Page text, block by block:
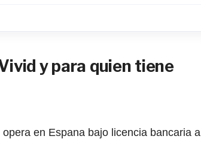
y para quien tiene
en Espana bajo licencia bancaria a